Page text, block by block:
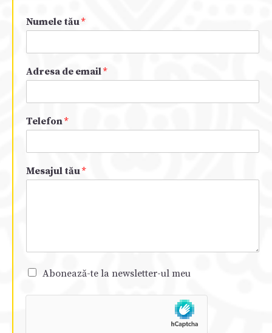
Numele tău*
Adresa de email*
Telefon*
Mesajul tău*
Abonează-te la newsletter-ul meu